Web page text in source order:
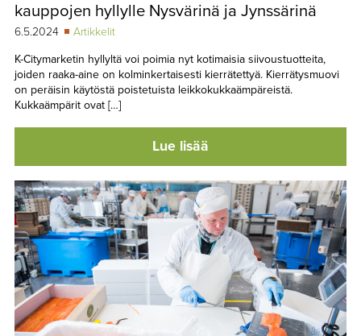
kauppojen hyllylle Nysvärinä ja Jynssärinä
6.5.2024
Artikkelit
K-Citymarketin hyllyltä voi poimia nyt kotimaisia siivoustuotteita,
joiden raaka-aine on kolminkertaisesti kierrätettyä. Kierrätysmuovi
on peräisin käytöstä poistetuista leikkokukkaämpäreistä.
Kukkaämpärit ovat […]
Lue lisää